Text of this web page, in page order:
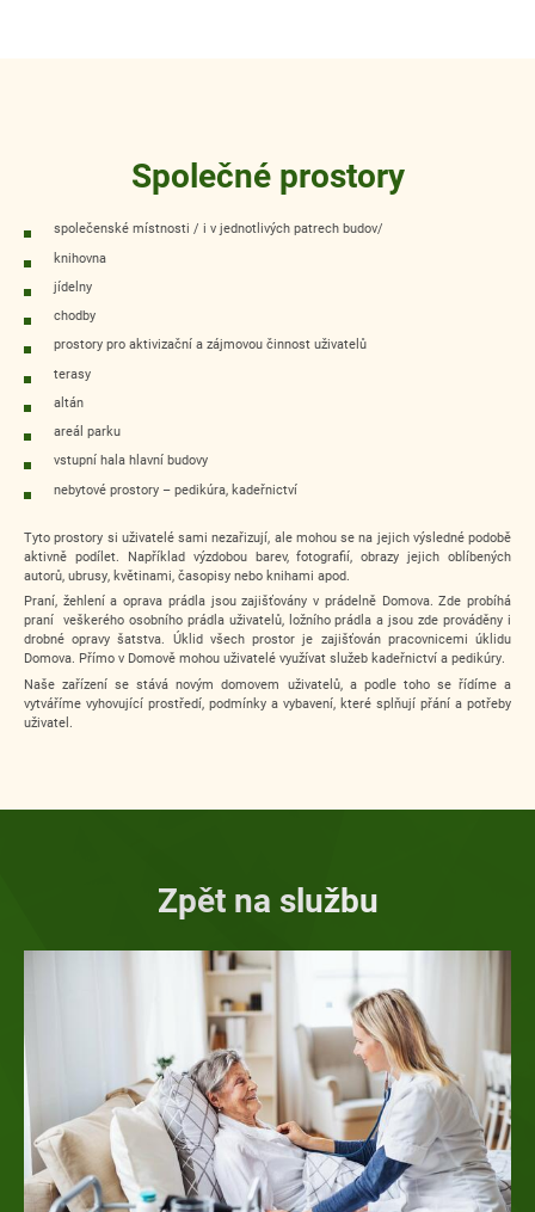
Společné prostory
společenské místnosti / i v jednotlivých patrech budov/
knihovna
jídelny
chodby
prostory pro aktivizační a zájmovou činnost uživatelů
terasy
altán
areál parku
vstupní hala hlavní budovy
nebytové prostory – pedikúra, kadeřnictví
Tyto prostory si uživatelé sami nezařizují, ale mohou se na jejich výsledné podobě
aktivně podílet. Například výzdobou barev, fotografií, obrazy jejich oblíbených
autorů, ubrusy, květinami, časopisy nebo knihami apod.
Praní, žehlení a oprava prádla jsou zajišťovány v prádelně Domova. Zde probíhá
praní veškerého osobního prádla uživatelů, ložního prádla a jsou zde prováděny i
drobné opravy šatstva. Úklid všech prostor je zajišťován pracovnicemi úklidu
Domova. Přímo v Domově mohou uživatelé využívat služeb kadeřnictví a pedikúry.
Naše zařízení se stává novým domovem uživatelů, a podle toho se řídíme a
vytváříme vyhovující prostředí, podmínky a vybavení, které splňují přání a potřeby
uživatel.
Zpět na službu